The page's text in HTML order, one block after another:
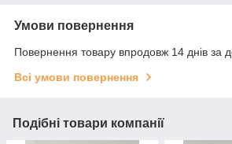
Умови повернення
Повернення товару впродовж 14 днів за
Всі умови повернення
Подібні товари компанії